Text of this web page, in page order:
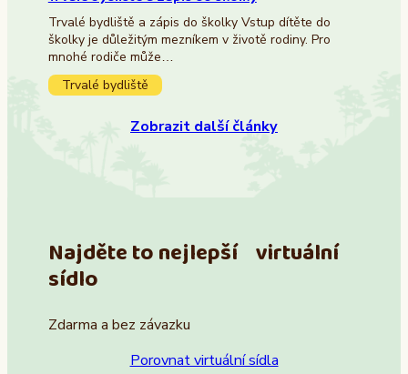
Trvalé bydliště a zápis do školky Vstup dítěte do
školky je důležitým mezníkem v životě rodiny. Pro
mnohé rodiče může…
Trvalé bydliště
Zobrazit další články
Najděte to nejlepší virtuální
sídlo
Zdarma a bez závazku
Porovnat virtuální sídla